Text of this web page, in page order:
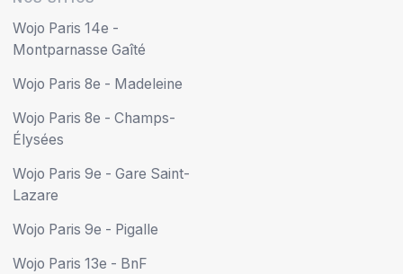
Wojo Paris 14e -
Montparnasse Gaîté
Wojo Paris 8e - Madeleine
Wojo Paris 8e - Champs-
Élysées
Wojo Paris 9e - Gare Saint-
Lazare
Wojo Paris 9e - Pigalle
Wojo Paris 13e - BnF